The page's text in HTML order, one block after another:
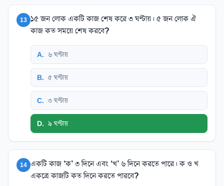
13 ১৫ জন লোক একটি কাজ শেষ করে ৩ ঘণ্টায়। ৫ জন লোক ঐ
কাজ কত সময়ে শেষ করবে?
A. ৬ ঘণ্টায়
B. ৫ ঘণ্টায়
C. ৩ ঘণ্টায়
D. ৯ ঘণ্টায়
14 একটি কাজ ‘ক’ ৩ দিনে এবং ‘খ’ ৬ দিনে করতে পারে। ক ও খ
একত্রে কাজটি কত দিনে করতে পারবে?